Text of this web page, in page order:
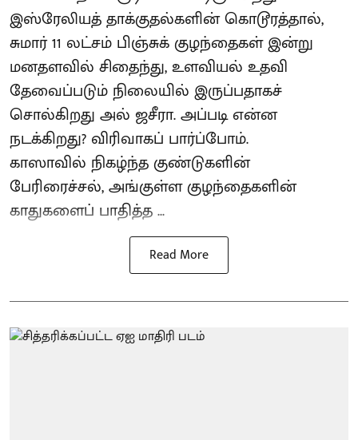
இஸ்ரேலியத் தாக்குதல்களின் கொடூரத்தால்,
சுமார் 11 லட்சம் பிஞ்சுக் குழந்தைகள் இன்று
மனதளவில் சிதைந்து, உளவியல் உதவி
தேவைப்படும் நிலையில் இருப்பதாகச்
சொல்கிறது அல் ஜசீரா. அப்படி என்ன
நடக்கிறது? விரிவாகப் பார்ப்போம்.
காஸாவில் நிகழ்ந்த குண்டுகளின்
பேரிரைச்சல், அங்குள்ள குழந்தைகளின்
காதுகளைப் பாதித்த ...
Read More